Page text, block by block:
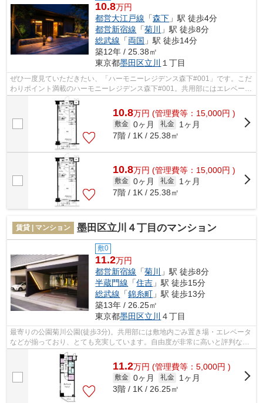
10.8万円
都営大江戸線 「森下 」駅 徒歩4分
都営新宿線 「菊川
」駅 徒歩8分
総武線 「両国 」駅 徒歩14分
築12年 / 25.38㎡
東京都墨田区立川 １丁目
ぜひ一度見ていただきたい、「ハーモニーレジデンス森下#001」です。こだ
わりポイント満載のハーモニーレジデンス森下#001。共用部にはエレベー
タ・敷地内ごみ置き場などが備わってお...
10.8万円 (管理費等：15,000円 )
敷金 0ヶ月 礼金
1ヶ月
7階 / 1K / 25.38㎡
10.8万円 (管理費等：15,000円 )
敷金 0ヶ月 礼金
1ヶ月
7階 / 1K / 25.38㎡
賃貸 | マンション 墨田区立川４丁目のマンション
敷0
11.2万円
都営新宿線 「菊川
」駅 徒歩8分
半蔵門線 「住吉 」駅 徒歩15分
総武線 「錦糸町 」駅 徒歩13分
築13年 / 26.25㎡
東京都墨田区立川 ４丁目
最寄りの公園菊川公園(徒歩3分)。共用部には敷地内ごみ置き場・エレベータ
などが揃っており、とても充実しています。自由度が非常に高いと評判なデ
ザイナーズ物件マンション。こちらの...
11.2万円 (管理費等：5,000円 )
敷金 0ヶ月 礼金
1ヶ月
3階 / 1K / 26.25㎡